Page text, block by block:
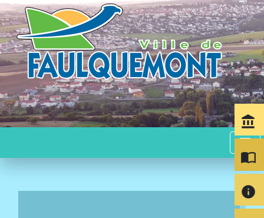
menu
account_balance
import_contacts
info